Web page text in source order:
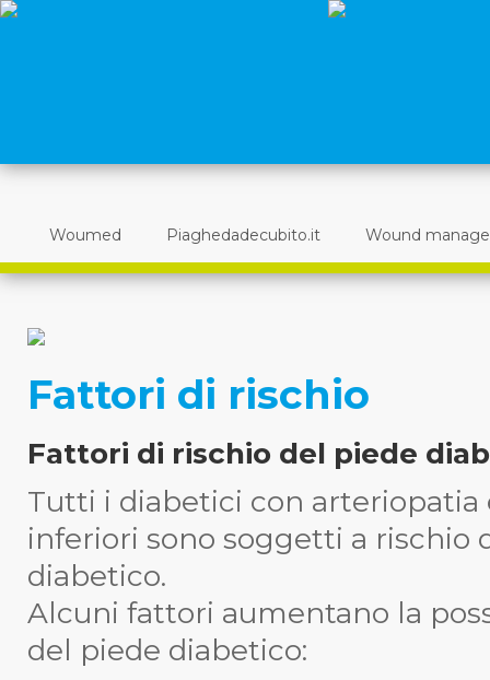
Woumed Piaghedadecubito.it Wound
Fattori di rischio
Fattori di rischio del piede
Tutti i diabetici con
inferiori sono soggetti a rischio
diabetico.
Alcuni fattori aumentano la
del piede diabetico: